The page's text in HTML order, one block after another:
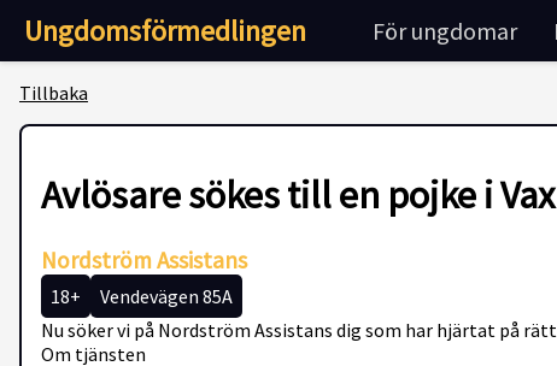
Ungdomsförmedlingen För ungdomar
Tillbaka
Avlösare sökes till en pojke i
Nordström Assistans
18+
Vendevägen 85A
Nu söker vi på Nordström Assistans dig som har hjärtat på
Om tjänsten